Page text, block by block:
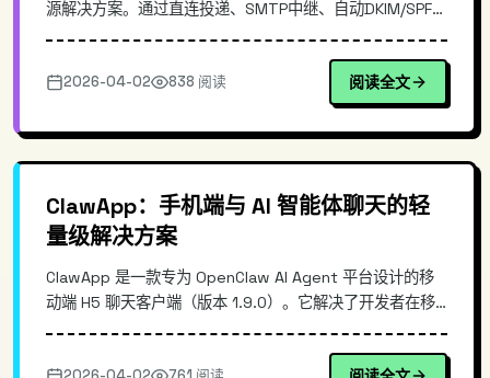
源解决方案。通过直连投递、SMTP中继、自动DKIM/SPF签
辰云邮提供子域名隔离和可视化面板，适合中小企业自建邮
件系统，大幅降低运营成本。
2026-04-02 838 阅读 阅读全文
ClawApp：手机端与 AI 智能体聊天的轻
量级解决方案
ClawApp 是一款专为 OpenClaw AI Agent 平台设计的移
动端 H5 聊天客户端（版本 1.9.0）。它解决了开发者在移
浏览器直接连接 OpenClaw 后端服务。本文深入解析其技